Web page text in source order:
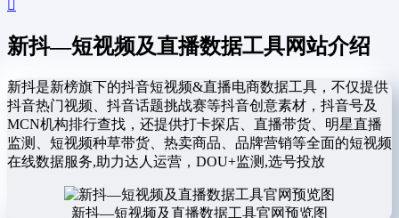
新抖—短视频及直播数据工具网站介绍
新抖是新榜旗下的抖音短视频&直播电商数据工具，不仅提供
抖音热门视频、抖音话题挑战赛等抖音创意素材，抖音号及
MCN机构排行查找，还提供打卡探店、直播带货、明星直播
监测、短视频种草带货、热卖商品、品牌营销等全面的短视频
在线数据服务,助力达人运营，DOU+监测,选号投放
新抖—短视频及直播数据工具官网预览图